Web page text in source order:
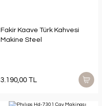
Fakir Kaave Türk Kahvesi
Makine Steel
3.190,00 TL